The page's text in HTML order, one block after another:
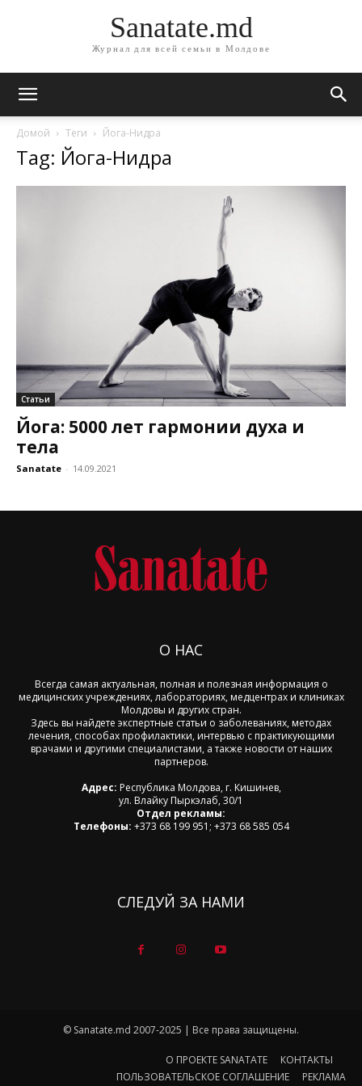
Sanatate.md
Журнал для всей семьи в Молдове
Домой Теги Йога-Нидра
Tag: Йога-Нидра
Статьи
Йога: 5000 лет гармонии духа и
тела
Sanatate - 14.09.2021
О НАС
Всегда самая актуальная, полная и полезная информация о
медицинских учреждениях, лабораториях, медцентрах и клиниках
Молдовы и других стран.
Здесь вы найдете экспертные статьи о заболеваниях, методах
лечения, способах профилактики, интервью с практикующими
врачами и другими специалистами, а также новости от наших
партнеров.
Адрес: Республика Молдова, г. Кишинев,
ул. Влайку Пыркэлаб, 30/1
Отдел рекламы:
Телефоны: +373 68 199 951; +373 68 585 054
СЛЕДУЙ ЗА НАМИ
© Sanatate.md 2007-2025 | Все права защищены.
О ПРОЕКТЕ SANATATE
КОНТАКТЫ
ПОЛЬЗОВАТЕЛЬСКОЕ СОГЛАШЕНИЕ
РЕКЛАМА